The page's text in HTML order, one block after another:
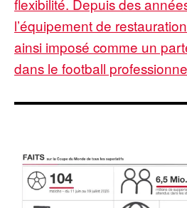
flexibilité. Depuis des
l’équipement de
ainsi imposé comme un
dans le football